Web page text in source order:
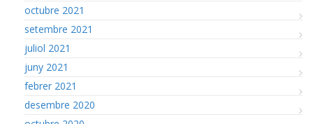
octubre 2021
setembre 2021
juliol 2021
juny 2021
febrer 2021
desembre 2020